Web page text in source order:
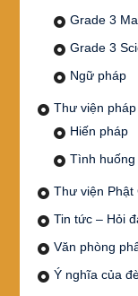
Grade 3
Grade 3
Ngữ pháp
Thư viện
Hiến pháp
Tình
Thư viện Phật
Tin tức – Hỏi
Văn phòng
Ý nghĩa của